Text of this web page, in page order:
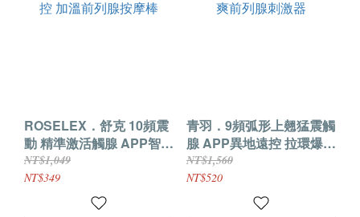
ROSELEX．舒克 10頻震
動 精準激活觸腺 APP智控
加溫前列腺按摩棒
NT$1,049
NT$349
青羽．9頻弧形上翹猛震觸
腺 APP異地遠控 拉環爆爽
前列腺刺激器
NT$1,560
NT$520